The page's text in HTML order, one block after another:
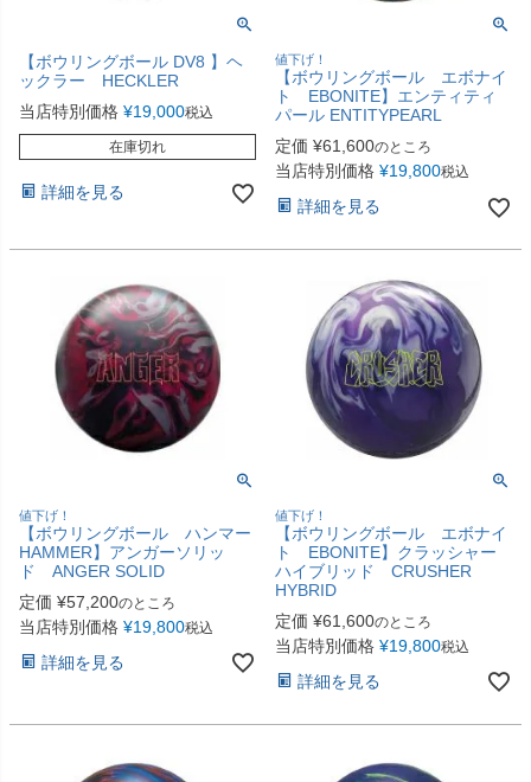
【ボウリングボール DV8 】ヘ
ックラー HECKLER
当店特別価格 ¥19,000税込
在庫切れ
詳細を見る
値下げ！
【ボウリングボール エボナイ
ト EBONITE】エンティティ
パール ENTITYPEARL
定価 ¥61,600のところ
当店特別価格 ¥19,800税込
詳細を見る
値下げ！
【ボウリングボール ハンマー
HAMMER】アンガーソリッ
ド ANGER SOLID
定価 ¥57,200のところ
当店特別価格 ¥19,800税込
詳細を見る
値下げ！
【ボウリングボール エボナイ
ト EBONITE】クラッシャー
ハイブリッド CRUSHER
HYBRID
定価 ¥61,600のところ
当店特別価格 ¥19,800税込
詳細を見る